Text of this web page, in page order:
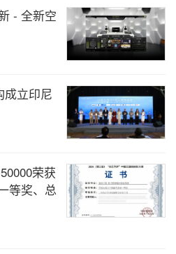
们对自由和集体力量的渴
- 全新空
成立印尼
荣获
等奖、总